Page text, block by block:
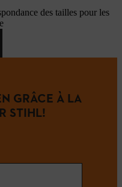
des tailles pour les
GRÂCE À LA
STIHL!